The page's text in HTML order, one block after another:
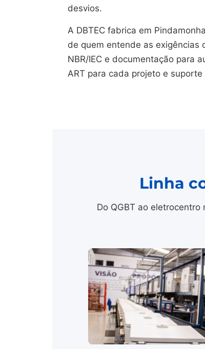
desvios.
A DBTEC fabrica em
de quem entende as exigências
NBR/IEC e documentação para
ART para cada projeto e
Linha
Do QGBT ao